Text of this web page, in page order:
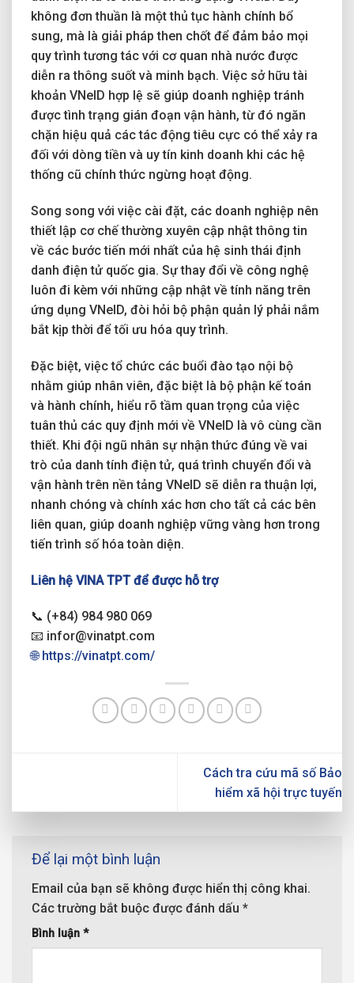
không đơn thuần là một thủ tục hành chính bổ
sung, mà là giải pháp then chốt để đảm bảo mọi
quy trình tương tác với cơ quan nhà nước được
diễn ra thông suốt và minh bạch. Việc sở hữu tài
khoản VNeID hợp lệ sẽ giúp doanh nghiệp tránh
được tình trạng gián đoạn vận hành, từ đó ngăn
chặn hiệu quả các tác động tiêu cực có thể xảy ra
đối với dòng tiền và uy tín kinh doanh khi các hệ
thống cũ chính thức ngừng hoạt động.
Song song với việc cài đặt, các doanh nghiệp nên
thiết lập cơ chế thường xuyên cập nhật thông tin
về các bước tiến mới nhất của hệ sinh thái định
danh điện tử quốc gia. Sự thay đổi về công nghệ
luôn đi kèm với những cập nhật về tính năng trên
ứng dụng VNeID, đòi hỏi bộ phận quản lý phải nắm
bắt kịp thời để tối ưu hóa quy trình.
Đặc biệt, việc tổ chức các buổi đào tạo nội bộ
nhằm giúp nhân viên, đặc biệt là bộ phận kế toán
và hành chính, hiểu rõ tầm quan trọng của việc
tuân thủ các quy định mới về VNeID là vô cùng cần
thiết. Khi đội ngũ nhân sự nhận thức đúng về vai
trò của danh tính điện tử, quá trình chuyển đổi và
vận hành trên nền tảng VNeID sẽ diễn ra thuận lợi,
nhanh chóng và chính xác hơn cho tất cả các bên
liên quan, giúp doanh nghiệp vững vàng hơn trong
tiến trình số hóa toàn diện.
Liên hệ VINA TPT để được hỗ trợ
📞 (+84) 984 980 069
📧 infor@vinatpt.com
🌐 https://vinatpt.com/
Cách tra cứu mã số Bảo
hiểm xã hội trực tuyến
Để lại một bình luận
Email của bạn sẽ không được hiển thị công khai.
Các trường bắt buộc được đánh dấu *
Bình luận *